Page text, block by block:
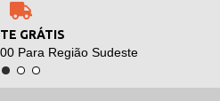
GRÁTIS
Para Região Sudeste